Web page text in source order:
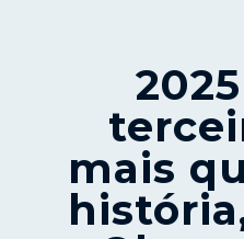
mais